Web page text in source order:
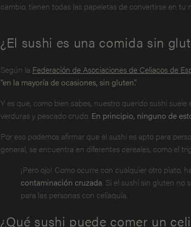
cambio, tienen todas las papeletas de convertirse en tu
¿El sushi es una comida sin
Según la Federación de Asociaciones de Celiacos de
“en la mayoría de ocasiones, sin gluten”.
Y es que, como bien sabes, nuestro querido sushi
verduras y pescado crudo. En principio, ninguno de
Por eso podemos afirmar que el sushi es apto para
general, se encuentra en diferentes cereales, como el
¡Pero ojo! Como ocurre con cualquier otro plato,
contaminación cruzada. Si el sushi sin gluten no
para las personas con celiaquía.
¿Qué sushi puede comer un